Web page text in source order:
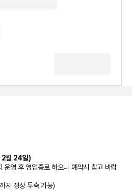
2월 24일)
영 후 영업종료 하오니 예약시 참고 바랍
지 정상 투숙 가능)